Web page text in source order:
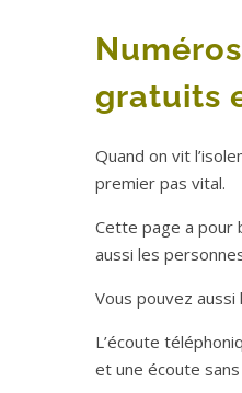
gratuits
Quand on vit
premier pas vital.
Cette page a pour
aussi les
Vous pouvez
L’écoute
et une écoute